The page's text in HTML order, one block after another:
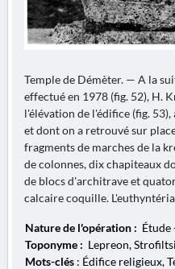
Temple de Démèter. — A la
effectué en 1978 (fig. 52), H.
l'élévation de l'édifice (fig.
et dont on a retrouvé sur
fragments de marches de la
de colonnes, dix chapiteaux
de blocs d'architrave et
calcaire coquille.
Nature de l'opération : Étude
Toponyme : Lepreon,
Mots-clés : Édifice religieux,